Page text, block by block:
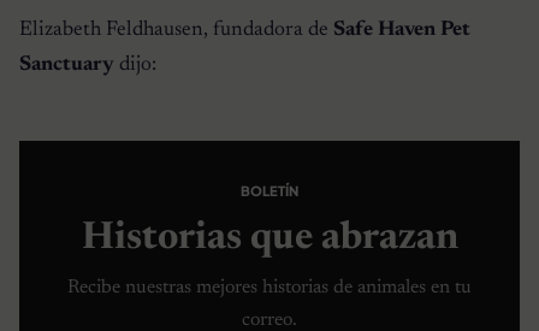
Elizabeth Feldhausen, fundadora de Safe Haven Pet
Sanctuary dijo:
BOLETÍN
Historias que abrazan
Recibe nuestras mejores historias de animales en tu
correo.